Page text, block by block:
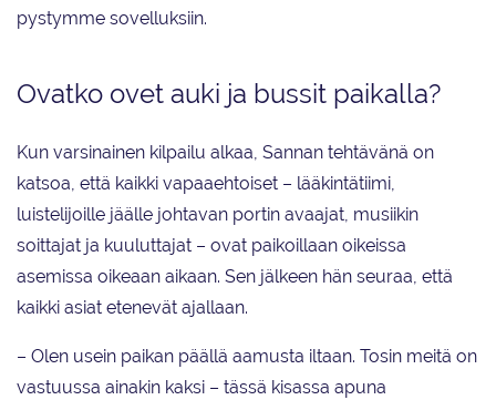
pystymme sovelluksiin.
Ovatko ovet auki ja bussit paikalla?
Kun varsinainen kilpailu alkaa, Sannan tehtävänä on
katsoa, että kaikki vapaaehtoiset – lääkintätiimi,
luistelijoille jäälle johtavan portin avaajat, musiikin
soittajat ja kuuluttajat – ovat paikoillaan oikeissa
asemissa oikeaan aikaan. Sen jälkeen hän seuraa, että
kaikki asiat etenevät ajallaan.
– Olen usein paikan päällä aamusta iltaan. Tosin meitä on
vastuussa ainakin kaksi – tässä kisassa apuna